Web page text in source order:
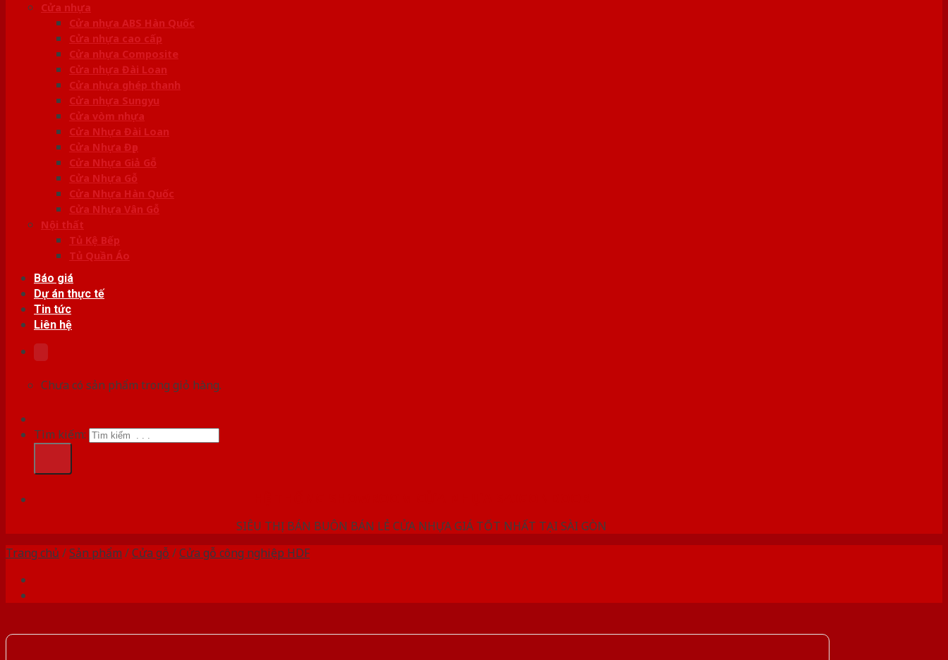
Cửa nhựa
Cửa nhựa ABS Hàn Quốc
Cửa nhựa cao cấp
Cửa nhựa Composite
Cửa nhựa Đài Loan
Cửa nhựa ghép thanh
Cửa nhựa Sungyu
Cửa vòm nhựa
Cửa Nhựa Đài Loan
Cửa Nhựa Đẹp
Cửa Nhựa Giả Gỗ
Cửa Nhựa Gỗ
Cửa Nhựa Hàn Quốc
Cửa Nhựa Vân Gỗ
Nội thất
Tủ Kệ Bếp
Tủ Quần Áo
Báo giá
Dự án thực tế
Tin tức
Liên hệ
Chưa có sản phẩm trong giỏ hàng.
Tìm kiếm:
SIÊU THỊ BÁN BUÔN BÁN LẺ CỬA NHỰA GIÁ TỐT NHẤT TẠI SÀI GÒN
Trang chủ /Sản phẩm /Cửa gỗ /Cửa gỗ công nghiệp HDF